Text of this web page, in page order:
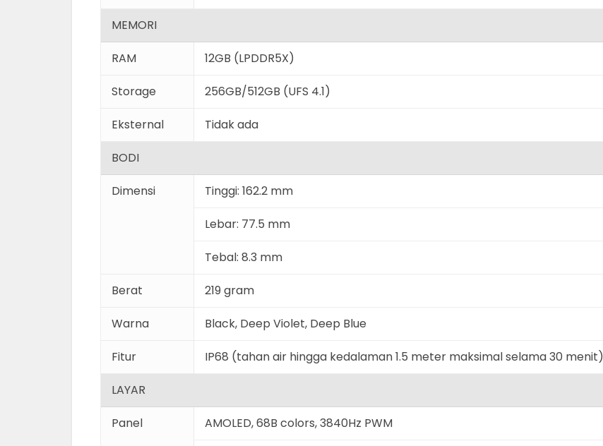
MEMORI
RAM 12GB (LPDDR5X)
Storage 256GB/512GB (UFS 4.1)
Eksternal Tidak ada
BODI
Dimensi Tinggi: 162.2 mm
Lebar: 77.5 mm
Tebal: 8.3 mm
Berat 219 gram
Warna Black, Deep Violet, Deep Blue
Fitur IP68 (tahan air hingga kedalaman 1.5 meter maksimal selama 30 menit)
LAYAR
Panel AMOLED, 68B colors, 3840Hz PWM